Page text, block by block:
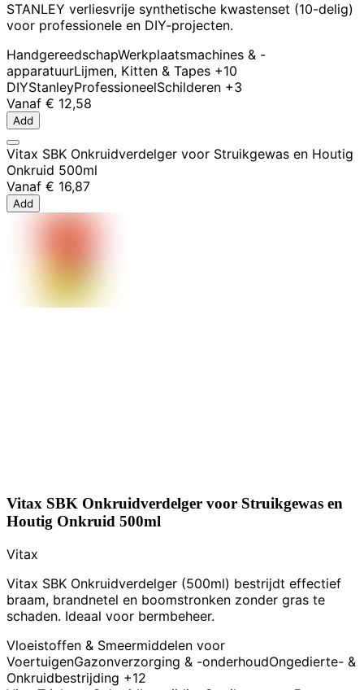
STANLEY verliesvrije synthetische kwastenset (10-delig)
voor professionele en DIY-projecten.
HandgereedschapWerkplaatsmachines & -
apparatuurLijmen, Kitten & Tapes +10
DIYStanleyProfessioneelSchilderen +3
Vanaf € 12,58
Add
Vitax SBK Onkruidverdelger voor Struikgewas en Houtig
Onkruid 500ml
Vanaf € 16,87
Add
Vitax SBK Onkruidverdelger voor Struikgewas en
Houtig Onkruid 500ml
Vitax
Vitax SBK Onkruidverdelger (500ml) bestrijdt effectief
braam, brandnetel en boomstronken zonder gras te
schaden. Ideaal voor bermbeheer.
Vloeistoffen & Smeermiddelen voor
VoertuigenGazonverzorging & -onderhoudOngedierte- &
Onkruidbestrijding +12